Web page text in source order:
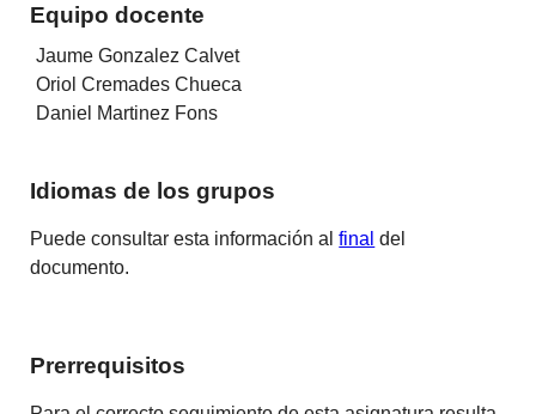
Equipo docente
Jaume Gonzalez Calvet
Oriol Cremades Chueca
Daniel Martinez Fons
Idiomas de los grupos
Puede consultar esta información alfinal del
documento.
Prerrequisitos